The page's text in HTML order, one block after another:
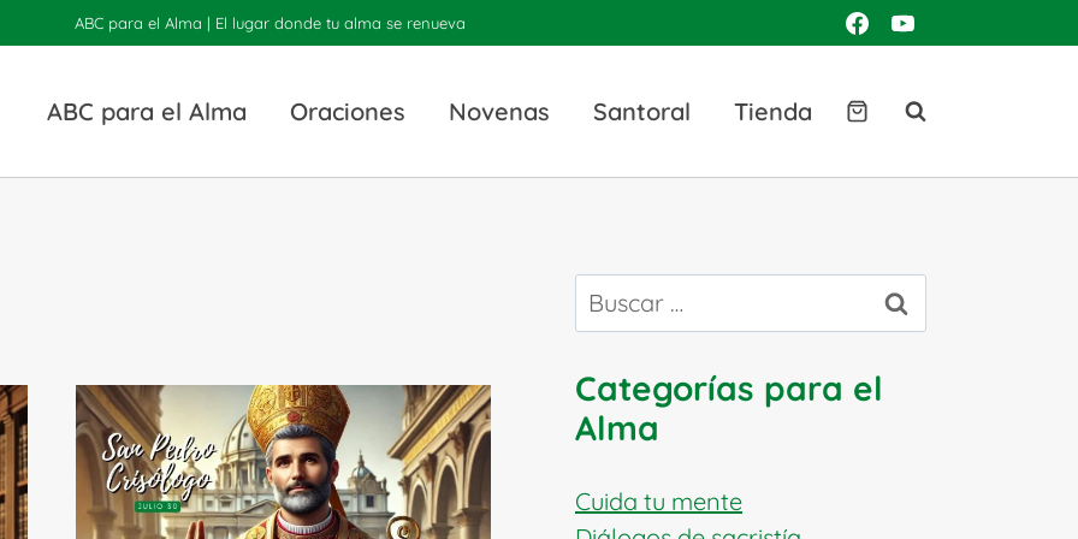
ABC para el Alma | El lugar donde tu alma se renueva
ABC para el Alma Oraciones Novenas Santoral Tienda
Buscar:
Categorías para el
Alma
Cuida tu mente